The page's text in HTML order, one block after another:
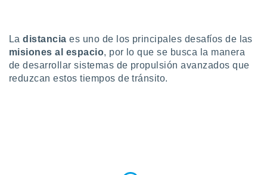
más
nuestra
y
Ladistancia es uno de los principales desafíos de las
misiones al espacio, por lo que se busca la manera
de desarrollar sistemas de propulsión avanzados que
reduzcan estos tiempos de tránsito.